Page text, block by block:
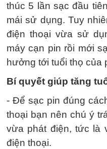
thúc 5 lần sạc đầu
mái sử dụng. Tuy
điện thoại vừa sử
máy cạn pin rồi mới
hưởng tới tuổi thọ của
Bí quyết giúp tăng
- Để sạc pin đúng
thoại bạn nên chú ý
vừa phát điện, tức là
điện thoại.